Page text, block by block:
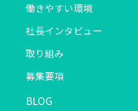
働きやすい環境
社長インタビュー
取り組み
募集要項
BLOG